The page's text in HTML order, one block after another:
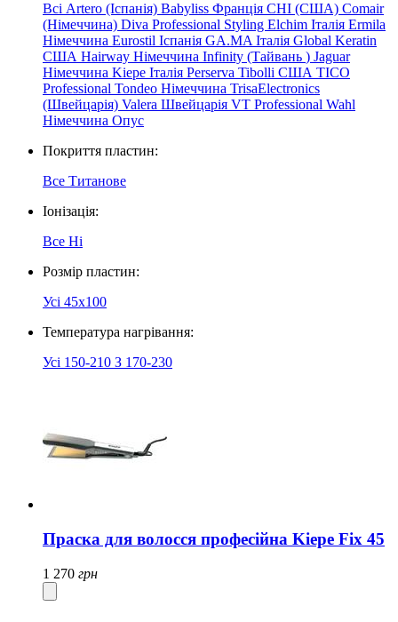
Всі Artero (Іспанія) Babyliss Франція CHI (США) Comair
(Німеччина) Diva Professional Styling Elchim Італія Ermila
Німеччина Eurostil Іспанія GA.MA Італія Global Keratin
США Hairway Німеччина Infinity (Тайвань ) Jaguar
Німеччина Kiepe Італія Perserva Tibolli США TICO
Professional Tondeo Німеччина TrisaElectronics
(Швейцарія) Valera Швейцарія VT Professional Wahl
Німеччина Опус
Покриття пластин:
Все Титанове
Іонізація:
Все Ні
Розмір пластин:
Усі 45х100
Температура нагрівання:
Усі 150-210 З 170-230
Праска для волосся професійна Kiepe Fix 45
1 270 грн